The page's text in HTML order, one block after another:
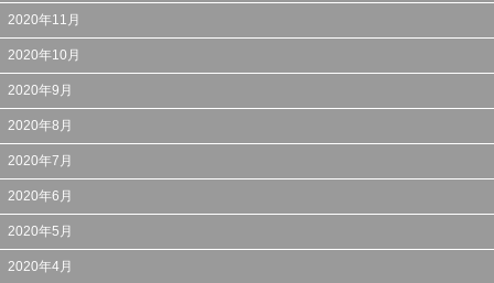
2020年11月
2020年10月
2020年9月
2020年8月
2020年7月
2020年6月
2020年5月
2020年4月